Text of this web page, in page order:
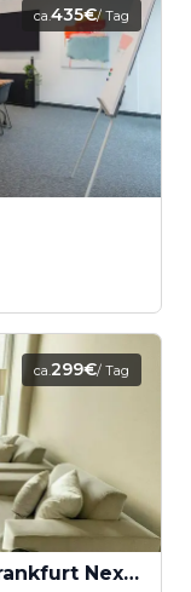
ca.435€/ Tag
ca.299€/ Tag
Collection Business Center Frankfurt Nextower Tagesbüro